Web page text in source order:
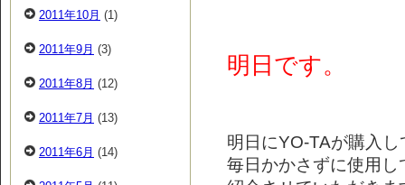
明日です。
明日にYO-TAが購入し
毎日かかさずに使用し
2011年10月 (1)
2011年9月 (3)
2011年8月 (12)
2011年7月 (13)
2011年6月 (14)